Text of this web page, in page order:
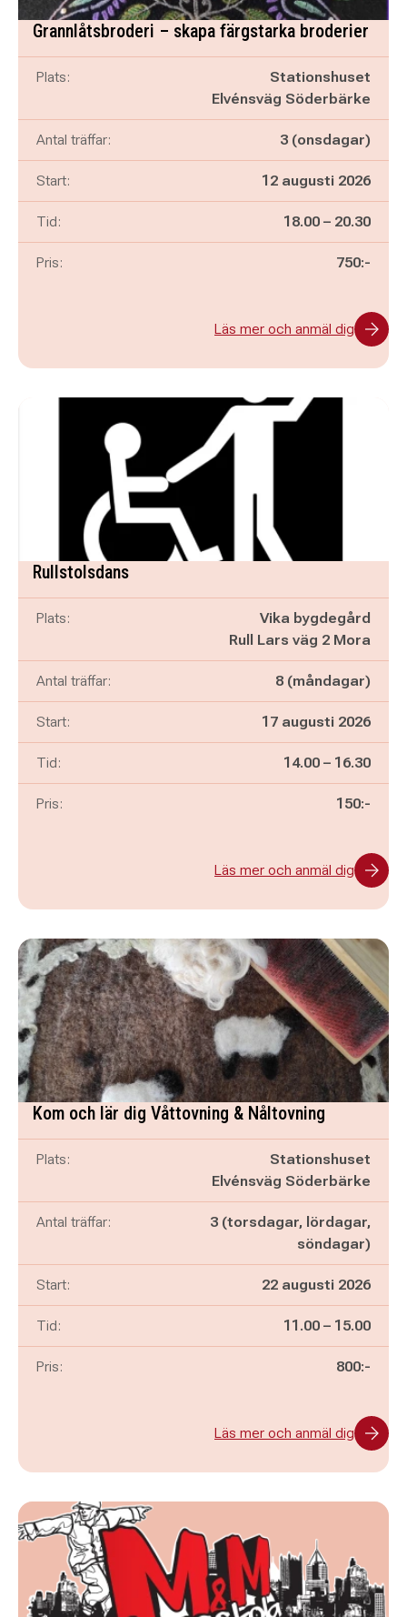
Grannlåtsbroderi – skapa färgstarka broderier
Plats:
Stationshuset
Elvénsväg Söderbärke
Antal träffar: 3 (onsdagar)
Start: 12 augusti 2026
Tid: Pågår mellan
18.00 – och
20.30
Pris: 750:-
Läs mer och anmäl dig
Rullstolsdans
Plats:
Vika bygdegård
Rull Lars väg 2 Mora
Antal träffar: 8 (måndagar)
Start: 17 augusti 2026
Tid: Pågår mellan
14.00 – och
16.30
Pris: 150:-
Läs mer och anmäl dig
Kom och lär dig Våttovning & Nåltovning
Plats:
Stationshuset
Elvénsväg Söderbärke
Antal träffar:
3 (torsdagar, lördagar,
söndagar)
Start: 22 augusti 2026
Tid: Pågår mellan
11.00 – och
15.00
Pris: 800:-
Läs mer och anmäl dig